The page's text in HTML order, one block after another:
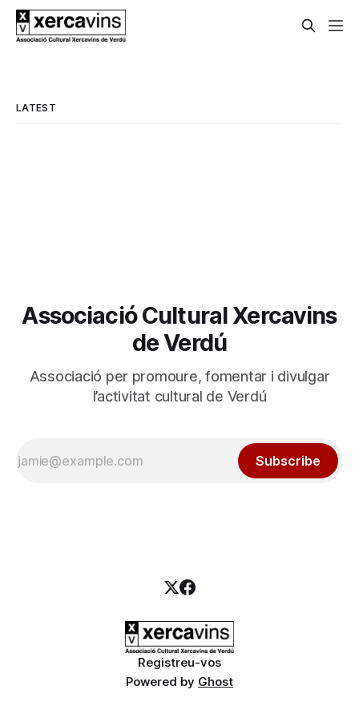
LATEST
Associació Cultural Xercavins
de Verdú
Associació per promoure, fomentar i divulgar
l’activitat cultural de Verdú
Subscribe
Registreu-vos
Powered by Ghost